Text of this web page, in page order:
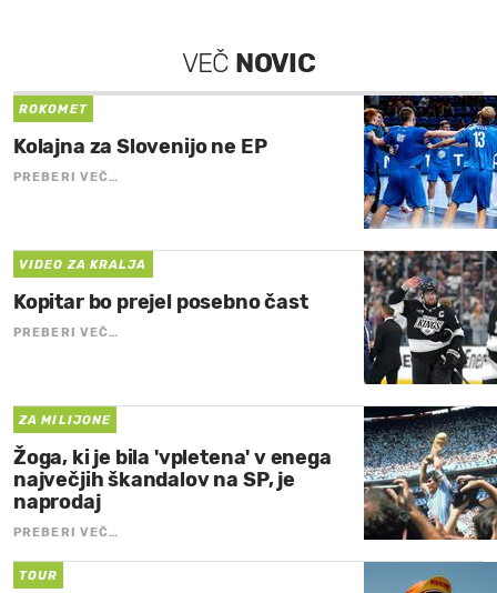
VEČ NOVIC
ROKOMET
Kolajna za Slovenijo ne EP
PREBERI VEČ…
VIDEO ZA KRALJA
Kopitar bo prejel posebno čast
PREBERI VEČ…
ZA MILIJONE
Žoga, ki je bila 'vpletena' v enega
največjih škandalov na SP, je
naprodaj
PREBERI VEČ…
TOUR